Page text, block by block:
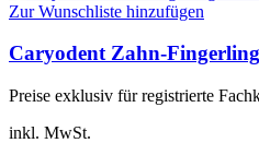
Zur Wunschliste hinzufügen
Caryodent Zahn-
Preise exklusiv für registrierte
inkl. MwSt.